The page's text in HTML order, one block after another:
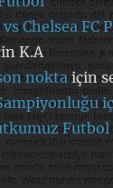
Chelsea FC
K.A
nokta için
Futbol